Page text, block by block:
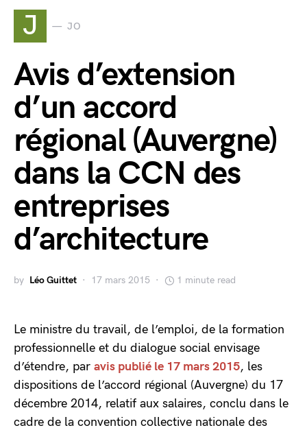
J JO
Avis d’extension
d’un accord
régional (Auvergne)
dans la CCN des
entreprises
d’architecture
by Léo Guittet 17 mars 2015 1 minute read
Le ministre du travail, de l’emploi, de la formation
professionnelle et du dialogue social envisage
d’étendre, par avis publié le 17 mars 2015, les
dispositions de l’accord régional (Auvergne) du 17
décembre 2014, relatif aux salaires, conclu dans le
cadre de la convention collective nationale des